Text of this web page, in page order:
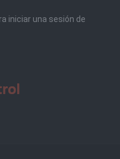
iniciar una sesión de